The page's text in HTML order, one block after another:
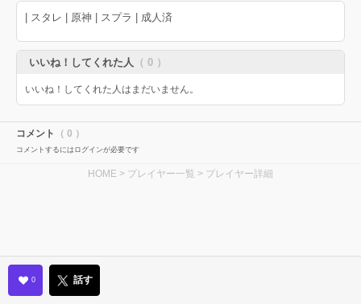
| スタレ | 原神 | スプラ | 成人済
いいね！してくれた人 （ 0 ）
いいね！してくれた人はまだいません。
コメント （ 0 ）
コメントするにはログインが必要です
HOME > プレイヤー一覧 > プレイヤー詳細
0 話す